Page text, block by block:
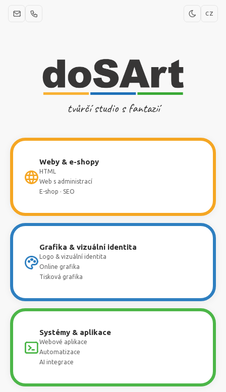
CZ
tvůrčí studio s fantazií
Weby & e-shopy
HTML
Web s administrací
E-shop · SEO
Grafika & vizuální identita
Logo & vizuální identita
Online grafika
Tisková grafika
Systémy & aplikace
Webové aplikace
Automatizace
AI integrace